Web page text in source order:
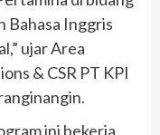
Bahasa Inggris
ujar Area
& CSR PT KPI
ini bekerja